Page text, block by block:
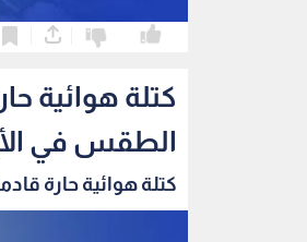
كتلة هوائية
الطقس في
كتلة هوائية حارة